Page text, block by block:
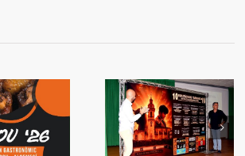
Presentada la
Setmana de Bous
La capacitat de Nek
sorprén a València